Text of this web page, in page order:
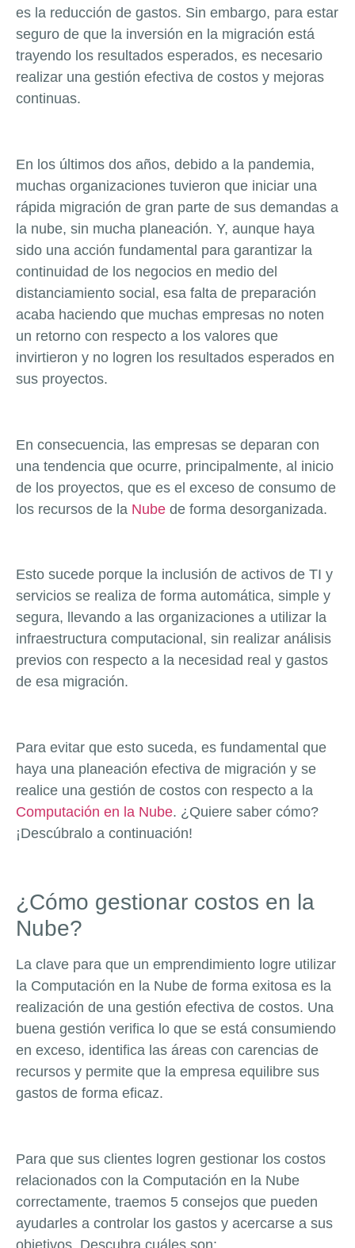
es la reducción de gastos. Sin embargo, para estar
seguro de que la inversión en la migración está
trayendo los resultados esperados, es necesario
realizar una gestión efectiva de costos y mejoras
continuas.
En los últimos dos años, debido a la pandemia,
muchas organizaciones tuvieron que iniciar una
rápida migración de gran parte de sus demandas a
la nube, sin mucha planeación. Y, aunque haya
sido una acción fundamental para garantizar la
continuidad de los negocios en medio del
distanciamiento social, esa falta de preparación
acaba haciendo que muchas empresas no noten
un retorno con respecto a los valores que
invirtieron y no logren los resultados esperados en
sus proyectos.
En consecuencia, las empresas se deparan con
una tendencia que ocurre, principalmente, al inicio
de los proyectos, que es el exceso de consumo de
los recursos de la Nube de forma desorganizada.
Esto sucede porque la inclusión de activos de TI y
servicios se realiza de forma automática, simple y
segura, llevando a las organizaciones a utilizar la
infraestructura computacional, sin realizar análisis
previos con respecto a la necesidad real y gastos
de esa migración.
Para evitar que esto suceda, es fundamental que
haya una planeación efectiva de migración y se
realice una gestión de costos con respecto a la
Computación en la Nube. ¿Quiere saber cómo?
¡Descúbralo a continuación!
¿Cómo gestionar costos en la
Nube?
La clave para que un emprendimiento logre utilizar
la Computación en la Nube de forma exitosa es la
realización de una gestión efectiva de costos. Una
buena gestión verifica lo que se está consumiendo
en exceso, identifica las áreas con carencias de
recursos y permite que la empresa equilibre sus
gastos de forma eficaz.
Para que sus clientes logren gestionar los costos
relacionados con la Computación en la Nube
correctamente, traemos 5 consejos que pueden
ayudarles a controlar los gastos y acercarse a sus
objetivos. Descubra cuáles son: